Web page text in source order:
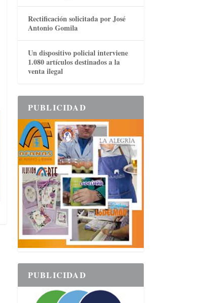
Rectificación solicitada por José
Antonio Gomila
Un dispositivo policial interviene
1.080 artículos destinados a la
venta ilegal
PUBLICIDAD
PUBLICIDAD